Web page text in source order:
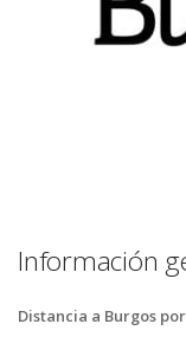
Información
Distancia a Burgos